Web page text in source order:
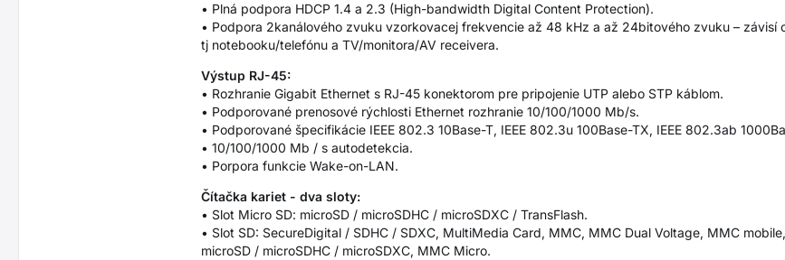
• Plná podpora HDCP 1.4 a 2.3 (High-bandwidth Digital Content Protection).
• Podpora 2kanálového zvuku vzorkovacej frekvencie až 48 kHz a až 24bitového zvuku – závisí
tj notebooku/telefónu a TV/monitora/AV receivera.
Výstup RJ-45:
• Rozhranie Gigabit Ethernet s RJ-45 konektorom pre pripojenie UTP alebo STP káblom.
• Podporované prenosové rýchlosti Ethernet rozhranie 10/100/1000 Mb/s.
• Podporované špecifikácie IEEE 802.3 10Base-T, IEEE 802.3u 100Base-TX, IEEE 802.3ab
• 10/100/1000 Mb / s autodetekcia.
• Porpora funkcie Wake-on-LAN.
Čítačka kariet - dva sloty:
• Slot Micro SD: microSD / microSDHC / microSDXC / TransFlash.
• Slot SD: SecureDigital / SDHC / SDXC, MultiMedia Card, MMC, MMC Dual Voltage, MMC
microSD / microSDHC / microSDXC, MMC Micro.